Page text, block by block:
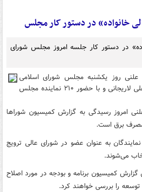
خانواده» در دستور کار مجلس
در دستور کار جلسه امروز مجلس شورای
روز یکشنبه مجلس شورای اسلامی
دقایقی پیش به ریاست علی لاریجانی و با حضور ۲۱۰ نماینده مجلس
امروز رسیدگی به گزارش کمیسیون شوراها
برق است.
به عنوان عضو در شورای عالی ترویج
می‌شوند.
کمیسیون برنامه و بودجه در مورد اصلاح
توسعه را بررسی خواهند کرد.